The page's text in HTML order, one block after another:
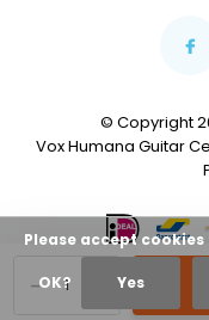
-
© Copyright
Vox Humana Guitar
Please accept
OK? Yes